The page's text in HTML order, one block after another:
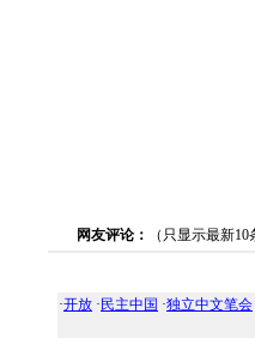
网友评论： （只显示最新
·开放 · 民主中国 ·独立中文笔会